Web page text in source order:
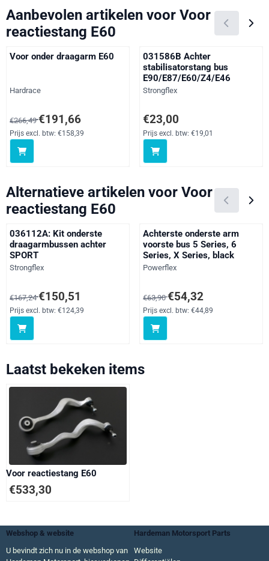
Aanbevolen artikelen voor Voor
reactiestang E60
Voor onder draagarm E60
Merk:
Hardrace
Van 266,49 voor 191,66, exclusief btw: 158,39
€266,49€191,66
Prijs excl. btw: €158,39
031586B Achter
stabilisatorstang bus
E90/E87/E60/Z4/E46
Merk:
Strongflex
Prijs: 23,00, exclusief btw: 19,01
€23,00
Prijs excl. btw: €19,01
Alternatieve artikelen voor Voor
reactiestang E60
036112A: Kit onderste
draagarmbussen achter
SPORT
Merk:
Strongflex
Van 167,24 voor 150,51, exclusief btw: 124,39
€167,24€150,51
Prijs excl. btw: €124,39
Achterste onderste arm
voorste bus 5 Series, 6
Series, X Series, black
Merk:
Powerflex
Van 63,90 voor 54,32, exclusief
€63,90€54,32
Prijs excl. btw: €44,89
Laatst bekeken items
Voor reactiestang E60
€533,30
Webshop & website
Hardeman Motorsport Parts
U bevindt zich nu in de webshop van
Website